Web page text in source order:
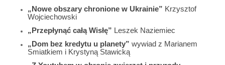
„Nowe obszary chronione w Ukrainie” Krzysztof
Wojciechowski
„Przepłynąć całą Wisłę” Leszek Naziemiec
„Dom bez kredytu u planety” wywiad z Marianem
Smiatkiem i Krystyną Stawicką